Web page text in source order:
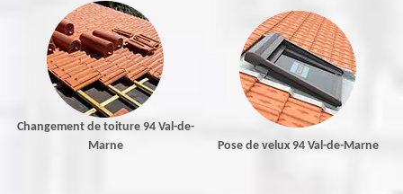
Changement de toiture 94 Val-de-
Marne
Pose de velux 94 Val-de-Marne